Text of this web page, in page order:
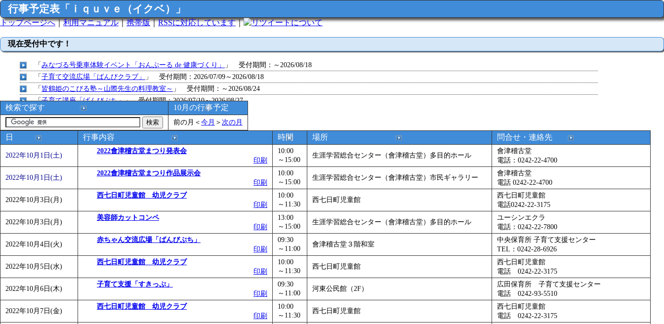
行事予定表「ｉｑｕｖｅ（イクベ）」
トップページへ｜利用マニュアル｜携帯版｜RSSに対応しています｜ について
現在受付中です！
「みなづる号乗車体験イベント「おんぷーる de 健康づくり」
」 受付期間：～2026/08/18
「子育て交流広場「ばんびクラブ」
」 受付期間：2026/07/09～2026/08/18
「皆鶴姫のこびる塾～山際先生の料理教室～ 」 受付期間：～2026/08/24
「子育て講座「ばんびぷち」」 受付期間：2026/07/10～2026/08/27
「 子育て交流広場「ばんびクラブ」
」 受付期間：2026/07/13～2026/08/28
「子育て交流広場「ばんびクラブ」
」 受付期間：2026/08/10～2026/09/01
「 赤ちゃん子育て講座「ばんびぷち」
」 受付期間：2026/08/10～2026/09/07
赤ちゃん子育て講座「ばんびぷち」」 受付期間：2026/08/10～2026/09/11
「まだまだ暑い！コミプの夏！！第11回 水中レクリエーション 障害物競争でお土産をゲットせよ！」 受付期間：～2026/09/13
皆鶴姫のこびる塾～山際先生の料理教室～」 受付期間：～2026/09/14
「
子育て交流広場「ばんびクラブ」
」 受付期間：2026/08/10～2026/09/15
「
赤ちゃん交流広場「ばんびぷち」 」 受付期間：2026/08/10～2026/09/28
」 受付期間：～2026/09/29
「堂島地区歴史ウオークの参加者を募集します
」 受付期間：～2026/11/05
「皆鶴姫のこびる塾～山際先生の料理教室～」 受付期間：～2026/11/30
「みなづる号乗車体験イベント「おんぷーる de 健康づくり」」 受付期間：～2026/12/03
検索で探す 10月の行事予定
前の月 ＜今月 ＞ 次の月
日 行事内容 時間 場所 問合せ・連絡先
2022年10月1日(土)
2022會津稽古堂まつり発表会
印刷
10:00
～15:00
生涯学習総合センター（會津稽古堂）多目的ホール
會津稽古堂
電話：0242-22-4700
2022年10月1日(土)
2022會津稽古堂まつり作品展示会
印刷
10:00
～15:00
生涯学習総合センター（會津稽古堂）市民ギャラリー
會津稽古堂
電話 0242-22-4700
2022年10月3日(月)
西七日町児童館 幼児クラブ
印刷
10:00
～11:30
西七日町児童館
西七日町児童館
電話0242-22-3175
2022年10月3日(月)
美容師カットコンペ
印刷
13:00
～15:00
生涯学習総合センター（會津稽古堂）多目的ホール
ユーシンエクラ
電話：0242-22-7800
2022年10月4日(火)
赤ちゃん交流広場「ばんびぷち」
印刷
09:30
～11:00
會津稽古堂３階和室
中央保育所 子育て支援センター
TEL：0242-28-6926
2022年10月5日(水)
西七日町児童館 幼児クラブ
印刷
10:00
～11:30
西七日町児童館
西七日町児童館
電話 0242-22-3175
2022年10月6日(木)
子育て支援「すきっぷ」
印刷
09:30
～11:00
河東公民館（2F）
広田保育所 子育て支援センター
電話 0242-93-5510
2022年10月7日(金)
西七日町児童館 幼児クラブ
印刷
10:00
～11:30
西七日町児童館
西七日町児童館
電話 0242-22-3175